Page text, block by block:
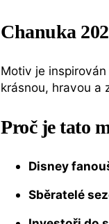
Chanuka
Motiv je
krásnou, hravou a
Proč je tato
Disney
Sběratelé